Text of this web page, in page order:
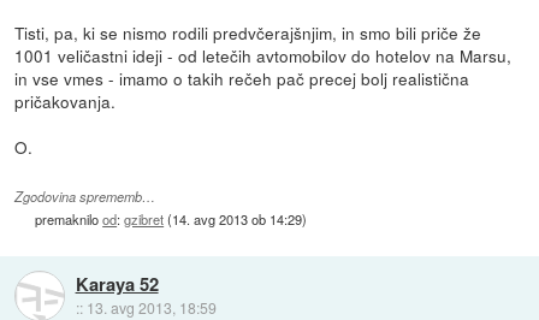
Tisti, pa, ki se nismo rodili predvčerajšnjim, in smo bili priče že
1001 veličastni ideji - od letečih avtomobilov do hotelov na Marsu,
in vse vmes - imamo o takih rečeh pač precej bolj realistična
pričakovanja.
O.
Zgodovina sprememb…
premaknilood:gzibret(14. avg 2013 ob 14:29)
Karaya 52
:: 13. avg 2013, 18:59